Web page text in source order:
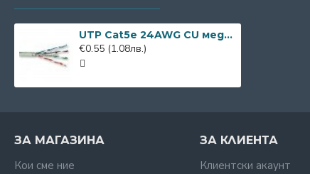
UTP Cat5e 24AWG CU меден
€0.55 (1.08лв.)
ЗА МАГАЗИНА
Кои сме ние
ЗА КЛИЕНТА
Клиентски акаунт